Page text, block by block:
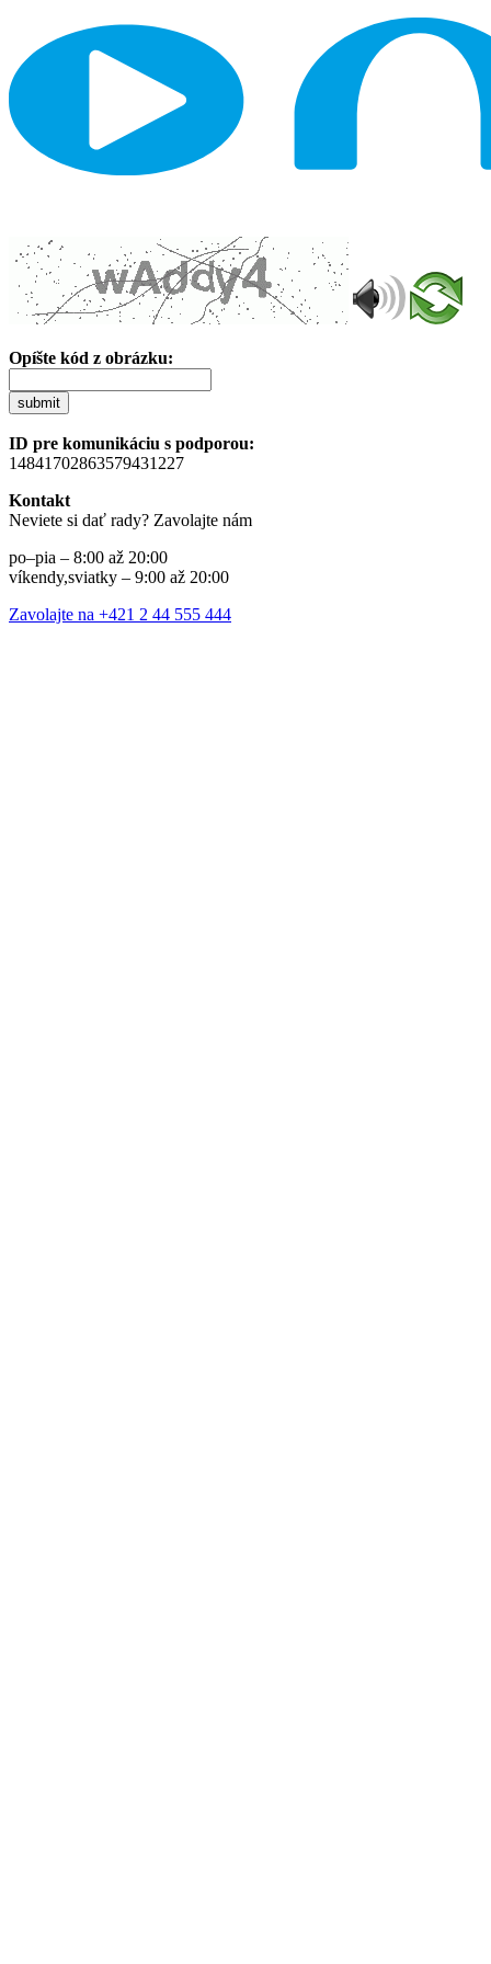
Opíšte kód z obrázku:
submit
ID pre komunikáciu s podporou:
14841702863579431227
Kontakt
Neviete si dať rady? Zavolajte nám
po–pia – 8:00 až 20:00
víkendy,sviatky – 9:00 až 20:00
Zavolajte na +421 2 44 555 444